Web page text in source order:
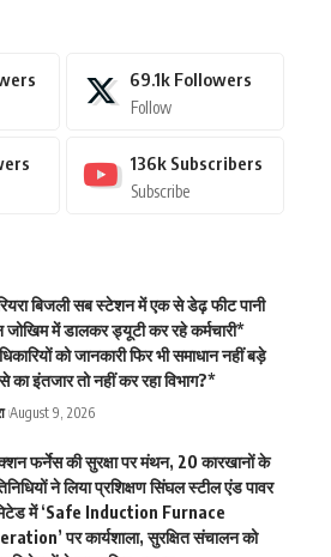
69.1k Followers
Follow
136k Subscribers
Subscribe
बिजली सब स्टेशन में एक से डेढ़ फीट पानी
जोखिम में डालकर ड्यूटी कर रहे कर्मचारी*
को जानकारी फिर भी समाधान नहीं बड़े
का इंतजार तो नहीं कर रहा विभाग?*
August 9, 2026
फर्नेस की सुरक्षा पर मंथन, 20 कारखानों के
ने लिया प्रशिक्षण सिंघल स्टील एंड पावर
में ‘Safe Induction Furnace
पर कार्यशाला, सुरक्षित संचालन को